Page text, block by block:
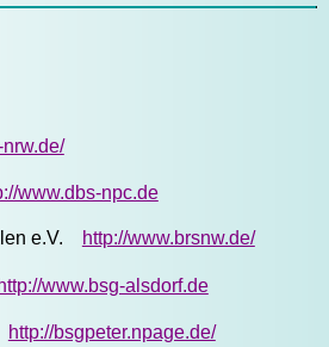
www.dbs-npc.de
e.V. http://www.brsnw.de/
http://www.bsg-alsdorf.de
http://bsgpeter.npage.de/